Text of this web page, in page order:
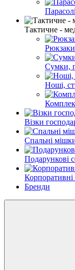
Парасолі
Тактичне -
Рюкзаки
Cумки,
Ноші,
Візки
Спальні
Подарункові
Бренди